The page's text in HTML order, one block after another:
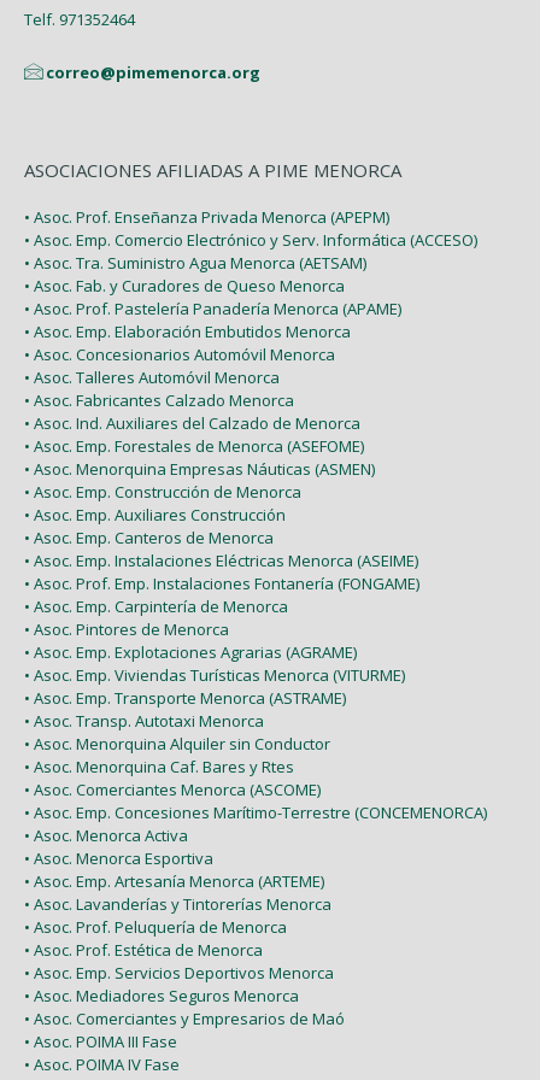
Enero (2)
Telf. 971352464
correo@pimemenorca.org
ASOCIACIONES AFILIADAS A PIME MENORCA
• Asoc. Prof. Enseñanza Privada Menorca (APEPM)
• Asoc. Emp. Comercio Electrónico y Serv. Informática (ACCESO)
• Asoc. Tra. Suministro Agua Menorca (AETSAM)
• Asoc. Fab. y Curadores de Queso Menorca
• Asoc. Prof. Pastelería Panadería Menorca (APAME)
• Asoc. Emp. Elaboración Embutidos Menorca
• Asoc. Concesionarios Automóvil Menorca
• Asoc. Talleres Automóvil Menorca
• Asoc. Fabricantes Calzado Menorca
• Asoc. Ind. Auxiliares del Calzado de Menorca
• Asoc. Emp. Forestales de Menorca (ASEFOME)
• Asoc. Menorquina Empresas Náuticas (ASMEN)
• Asoc. Emp. Construcción de Menorca
• Asoc. Emp. Auxiliares Construcción
• Asoc. Emp. Canteros de Menorca
• Asoc. Emp. Instalaciones Eléctricas Menorca (ASEIME)
• Asoc. Prof. Emp. Instalaciones Fontanería (FONGAME)
• Asoc. Emp. Carpintería de Menorca
• Asoc. Pintores de Menorca
• Asoc. Emp. Explotaciones Agrarias (AGRAME)
• Asoc. Emp. Viviendas Turísticas Menorca (VITURME)
• Asoc. Emp. Transporte Menorca (ASTRAME)
• Asoc. Transp. Autotaxi Menorca
• Asoc. Menorquina Alquiler sin Conductor
• Asoc. Menorquina Caf. Bares y Rtes
• Asoc. Comerciantes Menorca (ASCOME)
• Asoc. Emp. Concesiones Marítimo-Terrestre (CONCEMENORCA)
• Asoc. Menorca Activa
• Asoc. Menorca Esportiva
• Asoc. Emp. Artesanía Menorca (ARTEME)
• Asoc. Lavanderías y Tintorerías Menorca
• Asoc. Prof. Peluquería de Menorca
• Asoc. Prof. Estética de Menorca
• Asoc. Emp. Servicios Deportivos Menorca
• Asoc. Mediadores Seguros Menorca
• Asoc. Comerciantes y Empresarios de Maó
• Asoc. POIMA III Fase
• Asoc. POIMA IV Fase